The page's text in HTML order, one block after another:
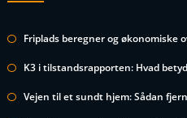
Friplads beregner og økonomiske
K3 i tilstandsrapporten: Hvad
Vejen til et sundt hjem: Sådan